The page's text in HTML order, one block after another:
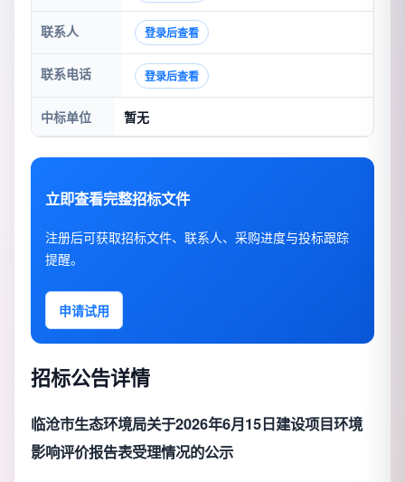
联系人 登录后查看
联系电话 登录后查看
中标单位 暂无
立即查看完整招标文件
注册后可获取招标文件、联系人、采购进度与投标跟踪
提醒。
申请试用
招标公告详情
临沧市生态环境局关于2026年6月15日建设项目环境
影响评价报告表受理情况的公示